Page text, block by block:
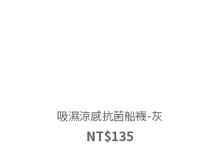
吸濕涼感抗菌船襪-灰
NT$135